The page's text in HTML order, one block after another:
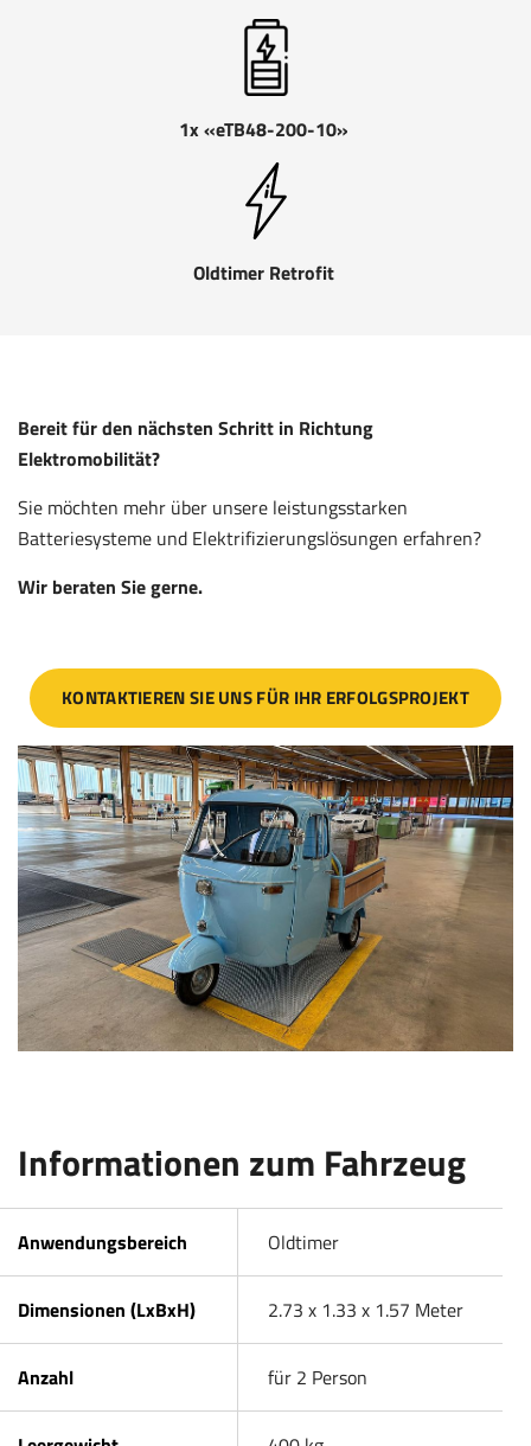
1x «eTB48-200-10»
Oldtimer Retrofit
Bereit für den nächsten Schritt in Richtung
Elektromobilität?
Sie möchten mehr über unsere leistungsstarken
Batteriesysteme und Elektrifizierungslösungen erfahren?
Wir beraten Sie gerne.
KONTAKTIEREN SIE UNS FÜR IHR ERFOLGSPROJEKT
Informationen zum Fahrzeug
Anwendungsbereich Oldtimer
Dimensionen (LxBxH) 2.73 x 1.33 x 1.57 Meter
Anzahl für 2 Person